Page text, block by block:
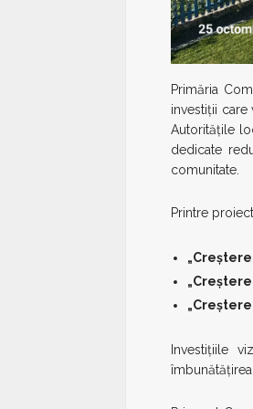
Primăria
investiții care
Autoritățile
dedicate
comunitate.
Printre
Investițiile